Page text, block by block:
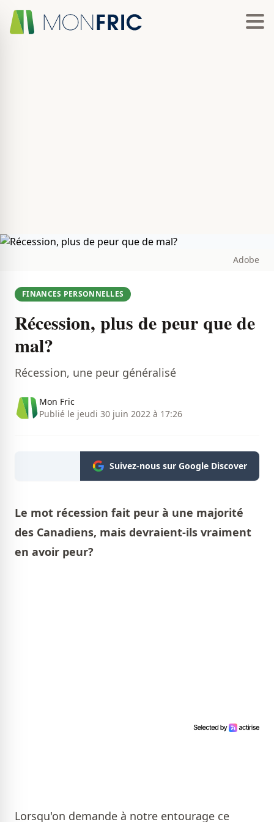
Adobe
FINANCES PERSONNELLES
Récession, plus de peur que de
mal?
Récession, une peur généralisé
Mon Fric
Publié le jeudi 30 juin 2022 à 17:26
Suivez-nous sur Google Discover
Le mot récession fait peur à une majorité
des Canadiens, mais devraient-ils vraiment
en avoir peur?
Lorsqu'on demande à notre entourage ce